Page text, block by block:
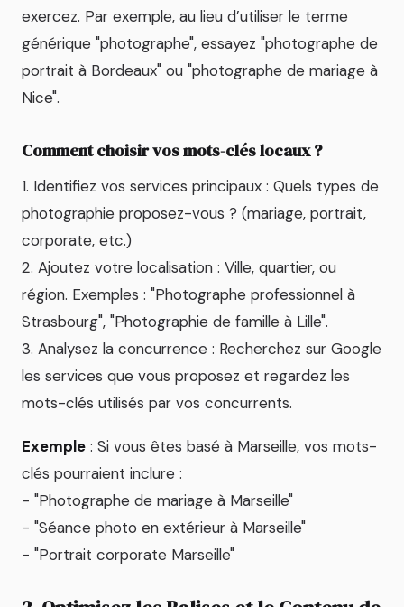
exercez. Par exemple, au lieu d’utiliser le terme
générique "photographe", essayez "photographe de
portrait à Bordeaux" ou "photographe de mariage à
Nice".
Comment choisir vos mots-clés locaux ?
1. Identifiez vos services principaux : Quels types de
photographie proposez-vous ? (mariage, portrait,
corporate, etc.)
2. Ajoutez votre localisation : Ville, quartier, ou
région. Exemples : "Photographe professionnel à
Strasbourg", "Photographie de famille à Lille".
3. Analysez la concurrence : Recherchez sur Google
les services que vous proposez et regardez les
mots-clés utilisés par vos concurrents.
Exemple : Si vous êtes basé à Marseille, vos mots-
clés pourraient inclure :
- "Photographe de mariage à Marseille"
- "Séance photo en extérieur à Marseille"
- "Portrait corporate Marseille"